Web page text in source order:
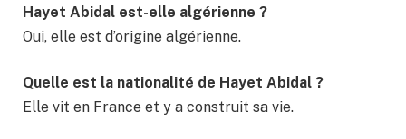
Hayet Abidal est-elle algérienne ?
Oui, elle est d’origine algérienne.
Quelle est la nationalité de Hayet Abidal ?
Elle vit en France et y a construit sa vie.